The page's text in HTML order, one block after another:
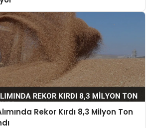
Rekor Kırdı 8,3 Milyon Ton